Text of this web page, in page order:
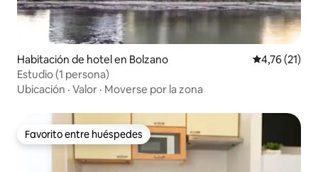
Habitación de hotel en Bolzano Calificación
4,76 (21)
Estudio (1 persona)
Ubicación · Valor · Moverse por la zona
Favorito entre huéspedes
Favorito entre huéspedes